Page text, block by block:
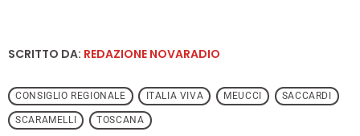
SCRITTO DA: REDAZIONE NOVARADIO
CONSIGLIO REGIONALE ITALIA VIVA MEUCCI SACCARDI
SCARAMELLI TOSCANA